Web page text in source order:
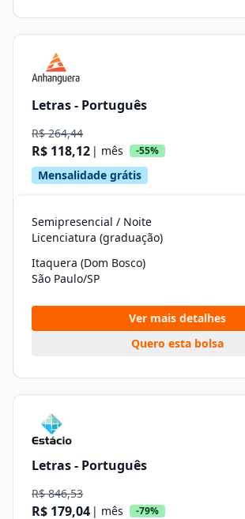
Letras - Português
R$ 264,44
R$ 118,12 | mês -55%
Mensalidade grátis
Semipresencial / Noite
Licenciatura (graduação)
Itaquera (Dom Bosco)
São Paulo/SP
Ver mais detalhes
Quero esta bolsa
Letras - Português
R$ 846,53
R$ 179,04 | mês -79%